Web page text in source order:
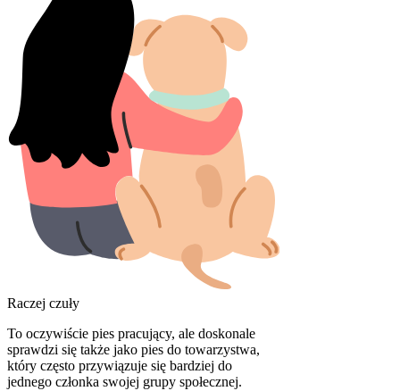
Raczej czuły
To oczywiście pies pracujący, ale doskonale
sprawdzi się także jako pies do towarzystwa,
który często przywiązuje się bardziej do
jednego członka swojej grupy społecznej.